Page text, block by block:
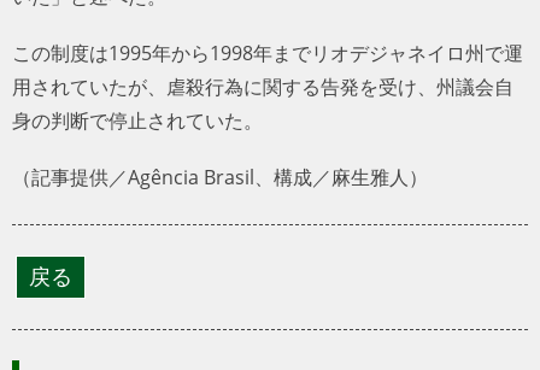
この制度は1995年から1998年までリオデジャネイロ州で運
用されていたが、虐殺行為に関する告発を受け、州議会自
身の判断で停止されていた。
（記事提供／Agência Brasil、構成／麻生雅人）